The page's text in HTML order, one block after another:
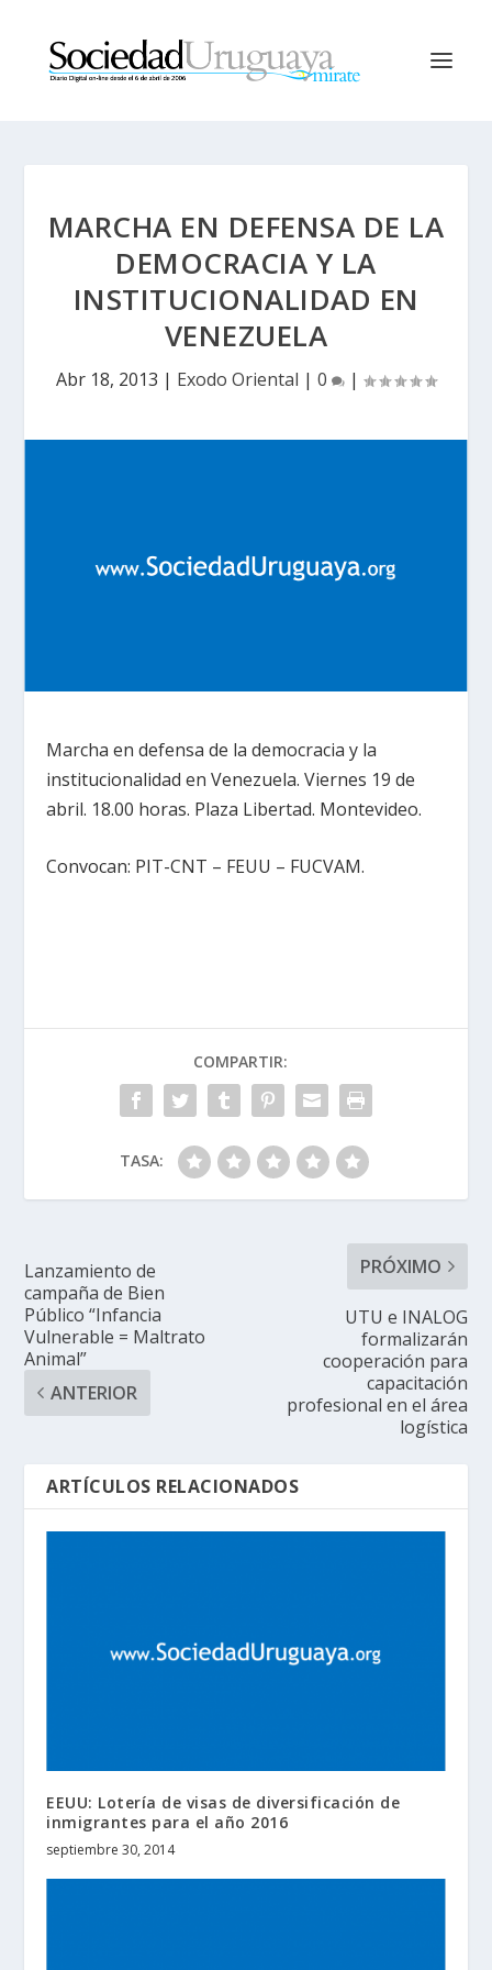
MARCHA EN DEFENSA DE LA
DEMOCRACIA Y LA
INSTITUCIONALIDAD EN
VENEZUELA
Abr 18, 2013 | Exodo Oriental | 0 |
Marcha en defensa de la democracia y la
institucionalidad en Venezuela. Viernes 19 de
abril. 18.00 horas. Plaza Libertad‏. Montevideo.
Convocan: PIT-CNT – FEUU – FUCVAM.
COMPARTIR:
TASA:
Lanzamiento de
campaña de Bien
Público “Infancia
Vulnerable = Maltrato
Animal”
ANTERIOR
PRÓXIMO
UTU e INALOG
formalizarán
cooperación para
capacitación
profesional en el área
logística
ARTÍCULOS RELACIONADOS
EEUU: Lotería de visas de diversificación de
inmigrantes para el año 2016
septiembre 30, 2014